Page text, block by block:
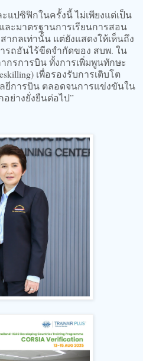
แปซิฟิกในครั้งนี้ ไม่เพียงแต่เป็น
ะมาตรฐานการเรียนการสอน
กลเท่านั้น แต่ยังแสดงให้เห็นถึง
ถอันไร้ขีดจำกัดของ สบพ. ใน
รการบิน ทั้งการเพิ่มพูนทักษะ
เพื่อรองรับการเติบโต
ยีการบิน ตลอดจนการแข่งขันใน
ย่างยั่งยืนต่อไป”